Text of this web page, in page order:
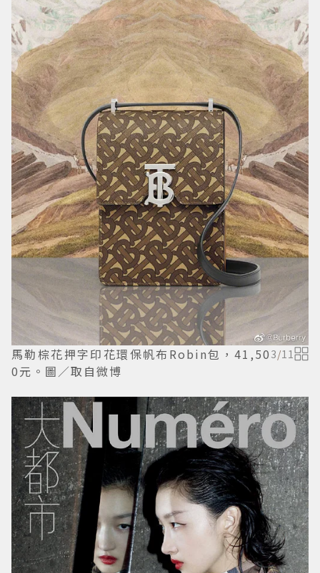
馬勒棕花押字印花環保帆布Robin包，41,50
0元。圖／取自微博
3/11